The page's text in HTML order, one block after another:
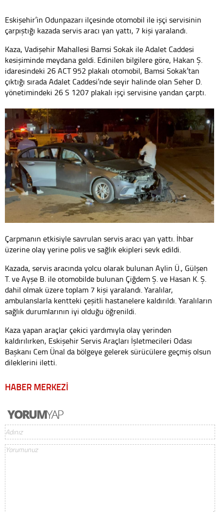
Eskişehir’in Odunpazarı ilçesinde otomobil ile işçi servisinin
çarpıştığı kazada servis aracı yan yattı, 7 kişi yaralandı.
Kaza, Vadişehir Mahallesi Bamsi Sokak ile Adalet Caddesi
kesişiminde meydana geldi. Edinilen bilgilere göre, Hakan Ş.
idaresindeki 26 ACT 952 plakalı otomobil, Bamsi Sokak’tan
çıktığı sırada Adalet Caddesi’nde seyir halinde olan Seher D.
yönetimindeki 26 S 1207 plakalı işçi servisine yandan çarptı.
Çarpmanın etkisiyle savrulan servis aracı yan yattı. İhbar
üzerine olay yerine polis ve sağlık ekipleri sevk edildi.
Kazada, servis aracında yolcu olarak bulunan Aylin Ü., Gülşen
T. ve Ayşe B. ile otomobilde bulunan Çiğdem Ş. ve Hasan K. Ş.
dahil olmak üzere toplam 7 kişi yaralandı. Yaralılar,
ambulanslarla kentteki çeşitli hastanelere kaldırıldı. Yaralıların
sağlık durumlarının iyi olduğu öğrenildi.
Kaza yapan araçlar çekici yardımıyla olay yerinden
kaldırılırken, Eskişehir Servis Araçları İşletmecileri Odası
Başkanı Cem Ünal da bölgeye gelerek sürücülere geçmiş olsun
dileklerini iletti.
HABER MERKEZİ